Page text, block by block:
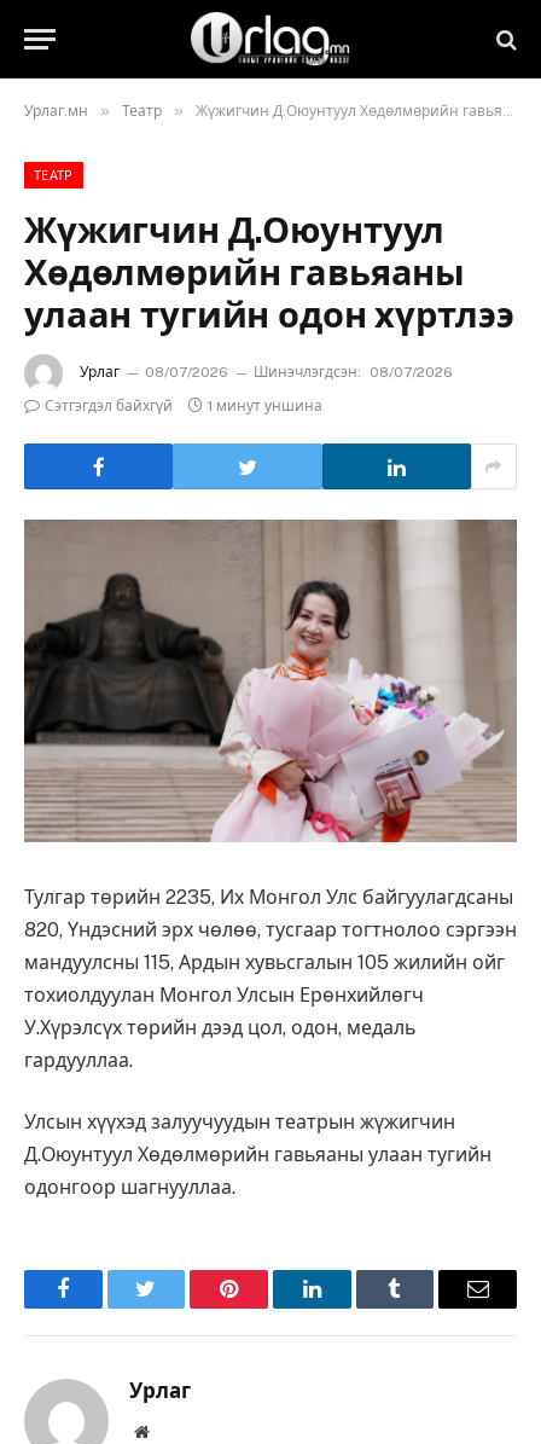
Урлаг.мн » Театр » Жүжигчин Д.Оюунтуул Хөдөлмөрийн гавьяаны улаан тугийн одон хүртлээ
ТЕАТР
Жүжигчин Д.Оюунтуул
Хөдөлмөрийн гавьяаны
улаан тугийн одон хүртлээ
Урлаг 08/07/2026 Шинэчлэгдсэн:
08/07/2026
Сэтгэгдэл байхгүй
1 минут уншина
Тулгар төрийн 2235, Их Монгол Улс байгуулагдсаны
820, Үндэсний эрх чөлөө, тусгаар тогтнолоо сэргээн
мандуулсны 115, Ардын хувьсгалын 105 жилийн ойг
тохиолдуулан Монгол Улсын Ерөнхийлөгч
У.Хүрэлсүх төрийн дээд цол, одон, медаль
гардууллаа.
Улсын хүүхэд залуучуудын театрын жүжигчин
Д.Оюунтуул Хөдөлмөрийн гавьяаны улаан тугийн
одонгоор шагнууллаа.
FacebookTwitter Pinterest LinkedInTumblr Имэйл
Урлаг
Вэбсайт